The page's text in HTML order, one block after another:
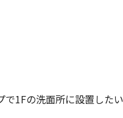
1Fの洗面所に設置した